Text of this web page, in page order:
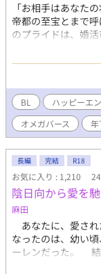
「お相手はあなた
帝都の至宝とまで
のプライドは、婚
だった―― かつて4
れて最後の砦と門
員は可愛いくせに
の色は緑に違いな
想のステータス』に
めされ、恋のとき
ん」 あと何度、シ
心が折れかけたそ
トシミュレーショ
と釣られたその講
ーーーーーー エロ
全16話＋エピローグ
X→https://x.com/
タSSは全てこちら
おかしかったり。
けたら喜びます。
BL ハッピーエ
オメガバース
年
長編 完結 R18
お気に入り : 1,210
陰日向から愛を
麻田
あなたに、愛さ
なったのは、幼い
ーレンだった。 結
が、ローレンは望